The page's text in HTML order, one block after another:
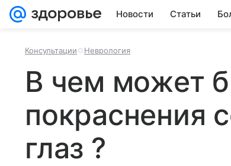
Новости Статьи
Консультации Неврология
В чем может
покраснения
глаз ?